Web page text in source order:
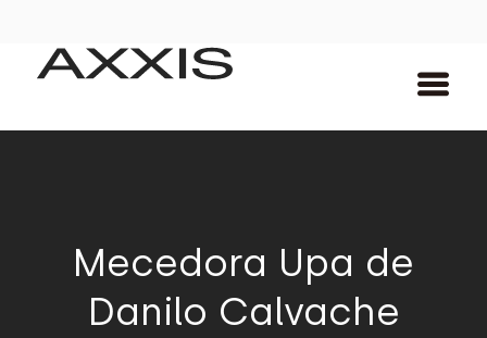
Mecedora Upa de
Danilo Calvache